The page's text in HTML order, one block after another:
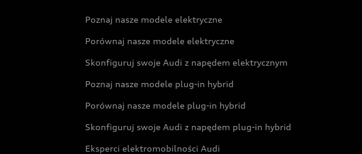
Poznaj nasze modele elektryczne
Porównaj nasze modele elektryczne
Skonfiguruj swoje Audi z napędem elektrycznym
Poznaj nasze modele plug-in hybrid
Porównaj nasze modele plug-in hybrid
Skonfiguruj swoje Audi z napędem plug-in hybrid
Eksperci elektromobilności Audi